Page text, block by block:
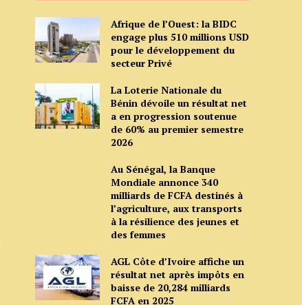
Afrique de l’Ouest: la BIDC
engage plus 510 millions USD
pour le développement du
secteur Privé
La Loterie Nationale du
Bénin dévoile un résultat net
a en progression soutenue
de 60% au premier semestre
2026
Au Sénégal, la Banque
Mondiale annonce 340
milliards de FCFA destinés à
l’agriculture, aux transports
à la résilience des jeunes et
des femmes
AGL Côte d’Ivoire affiche un
résultat net après impôts en
baisse de 20,284 milliards
FCFA en 2025